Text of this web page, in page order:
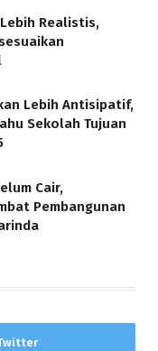
Lebih Realistis,
Lebih Antisipatif,
Sekolah Tujuan
Cair,
Pembangunan